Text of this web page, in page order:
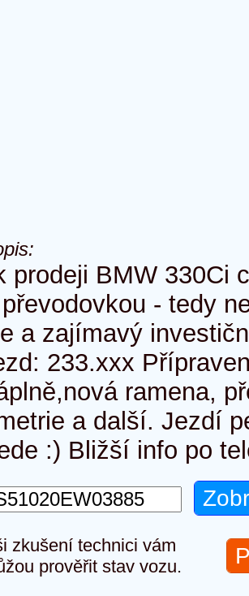
prodeji BMW 330Ci
- tedy
a zajímavý
233.xxx
ramena,
a další. Jezdí
:) Bližší info po
zkušení technici vám
prověřit stav vozu.